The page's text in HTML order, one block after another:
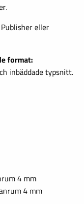
eller
format:
inbäddade typsnitt.
4 mm
4 mm